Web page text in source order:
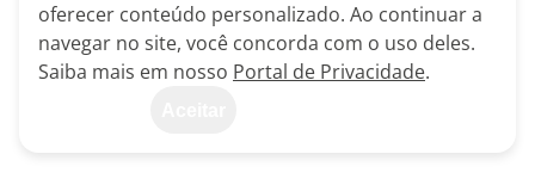
oferecer conteúdo personalizado. Ao continuar a
navegar no site, você concorda com o uso deles.
Saiba mais em nosso Portal de Privacidade.